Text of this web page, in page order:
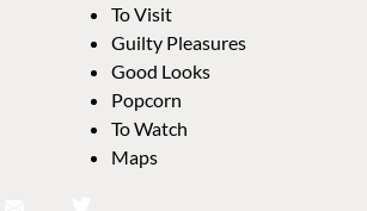
To Visit
Guilty Pleasures
Good Looks
Popcorn
To Watch
Maps